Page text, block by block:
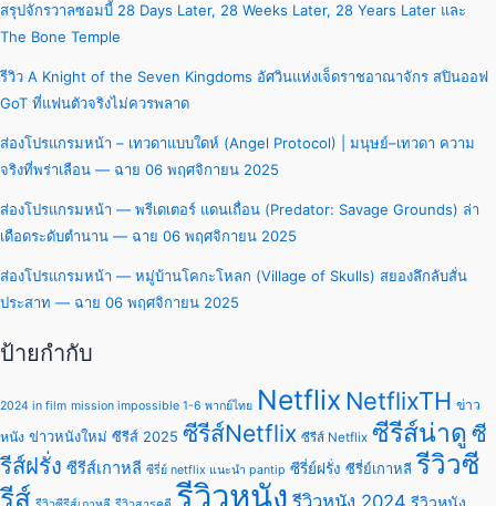
สรุปจักรวาลซอมบี้ 28 Days Later, 28 Weeks Later, 28 Years Later และ
The Bone Temple
รีวิว A Knight of the Seven Kingdoms อัศวินแห่งเจ็ดราชอาณาจักร สปินออฟ
GoT ที่แฟนตัวจริงไม่ควรพลาด
ส่องโปรแกรมหน้า – เทวดาแบบใดห์ (Angel Protocol) | มนุษย์–เทวดา ความ
จริงที่พร่าเลือน — ฉาย 06 พฤศจิกายน 2025
ส่องโปรแกรมหน้า — พรีเดเตอร์ แดนเถื่อน (Predator: Savage Grounds) ล่า
เดือดระดับตำนาน — ฉาย 06 พฤศจิกายน 2025
ส่องโปรแกรมหน้า — หมู่บ้านโคกะโหลก (Village of Skulls) สยองลึกลับสั่น
ประสาท — ฉาย 06 พฤศจิกายน 2025
ป้ายกำกับ
2024 in film mission impossible 1-6 พากย์ไทย Netflix NetflixTH ข่าว
หนัง ข่าวหนังใหม่ ซีรีส์ 2025 ซีรีส์Netflix ซีรีส์ Netflix ซีรีส์น่าดู ซี
รีส์ฝรั่ง ซีรีส์เกาหลี ซีรี่ย์ netflix แนะนํา pantip ซีรี่ย์ฝรั่ง ซีรี่ย์เกาหลี รีวิวซี
รีส์
รีวิวหนัง